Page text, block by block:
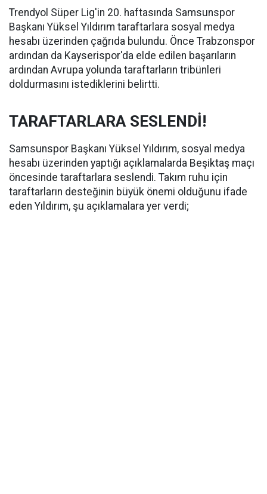
Trendyol Süper Lig'in 20. haftasında Samsunspor
Başkanı Yüksel Yıldırım taraftarlara sosyal medya
hesabı üzerinden çağrıda bulundu. Önce Trabzonspor
ardından da Kayserispor'da elde edilen başarıların
ardından Avrupa yolunda taraftarların tribünleri
doldurmasını istediklerini belirtti.
TARAFTARLARA SESLENDİ!
Samsunspor Başkanı Yüksel Yıldırım, sosyal medya
hesabı üzerinden yaptığı açıklamalarda Beşiktaş maçı
öncesinde taraftarlara seslendi. Takım ruhu için
taraftarların desteğinin büyük önemi olduğunu ifade
eden Yıldırım, şu açıklamalara yer verdi;